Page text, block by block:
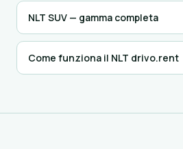
NLT SUV — gamma completa
Come funziona il NLT drivo.rent